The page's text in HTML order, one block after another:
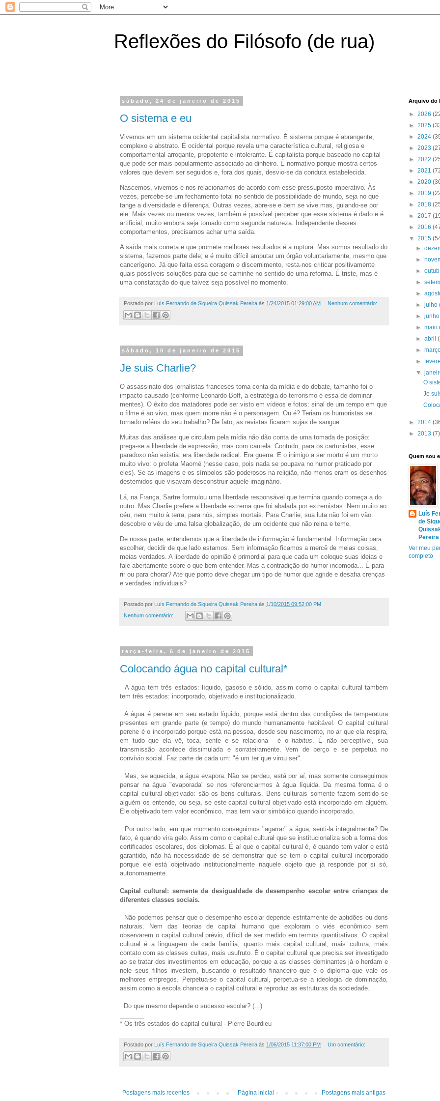
Reflexões do Filósofo (de rua)
sábado, 24 de janeiro de 2015
O sistema e eu
Vivemos em um sistema ocidental capitalista normativo. É sistema porque é abrangente,
complexo e abstrato. É ocidental porque revela uma característica cultural, religiosa e
comportamental arrogante, prepotente e intolerante. É capitalista porque baseado no capital
que pode ser mais popularmente associado ao dinheiro. É normativo porque mostra certos
valores que devem ser seguidos e, fora dos quais, desvio-se da conduta estabelecida.
Nascemos, vivemos e nos relacionamos de acordo com esse pressuposto imperativo. Às
vezes, percebe-se um fechamento total no sentido de possibilidade de mundo, seja no que
tange a diversidade e diferença. Outras vezes, abre-se e bem se vive mas, guiando-se por
ele. Mais vezes ou menos vezes, também é possível perceber que esse sistema é dado e é
artificial, muito embora seja tomado como segunda natureza. Independente desses
comportamentos, precisamos achar uma saída.
A saída mais correta e que promete melhores resultados é a ruptura. Mas somos resultado do
sistema, fazemos parte dele; e é muito difícil amputar um órgão voluntariamente, mesmo que
cancerígeno. Já que falta essa coragem e discernimento, resta-nos criticar positivamente
quais possíveis soluções para que se caminhe no sentido de uma reforma. É triste, mas é
uma constatação do que talvez seja possível no momento.
Postado por Luís Fernando de Siqueira Quissak Pereira às 1/24/2015 01:29:00 AM Nenhum comentário:
sábado, 10 de janeiro de 2015
Je suis Charlie?
O assassinato dos jornalistas franceses toma conta da mídia e do debate, tamanho foi o
impacto causado (conforme Leonardo Boff, a estratégia do terrorismo é essa de dominar
mentes). O êxito dos matadores pode ser visto em vídeos e fotos: sinal de um tempo em que
o filme é ao vivo, mas quem morre não é o personagem. Ou é? Teriam os humoristas se
tornado reféns do seu trabalho? De fato, as revistas ficaram sujas de sangue...
Muitas das análises que circulam pela mídia não dão conta de uma tomada de posição:
prega-se a liberdade de expressão, mas com cautela. Contudo, para os cartunistas, esse
paradoxo não existia: era liberdade radical. Era guerra. E o inimigo a ser morto é um morto
muito vivo: o profeta Maomé (nesse caso, pois nada se poupava no humor praticado por
eles). Se as imagens e os símbolos são poderosos na religião, não menos eram os desenhos
destemidos que visavam desconstruir aquele imaginário.
Lá, na França, Sartre formulou uma liberdade responsável que termina quando começa a do
outro. Mas Charlie prefere a liberdade extrema que foi abalada por extremistas. Nem muito ao
céu, nem muito à terra, para nós, simples mortais. Para Charlie, sua luta não foi em vão:
descobre o véu de uma falsa globalização, de um ocidente que não reina e teme.
De nossa parte, entendemos que a liberdade de informação é fundamental. Informação para
escolher, decidir de que lado estamos. Sem informação ficamos a mercê de meias coisas,
meias verdades. A liberdade de opinião é primordial para que cada um coloque suas ideias e
fale abertamente sobre o que bem entender. Mas a contradição do humor incomoda... É para
rir ou para chorar? Até que ponto deve chegar um tipo de humor que agride e desafia crenças
e verdades individuais?
Postado por Luís Fernando de Siqueira Quissak Pereira às 1/10/2015 09:52:00 PM
Nenhum comentário:
terça-feira, 6 de janeiro de 2015
Colocando água no capital cultural*
A água tem três estados: líquido, gasoso e sólido, assim como o capital cultural também
tem três estados: incorporado, objetivado e institucionalizado.
A água é perene em seu estado líquido, porque está dentro das condições de temperatura
presentes em grande parte (e tempo) do mundo humanamente habitável. O capital cultural
perene é o incorporado porque está na pessoa, desde seu nascimento, no ar que ela respira,
em tudo que ela vê, toca, sente e se relaciona - é ohabitus . É não perceptível, sua
transmissão acontece dissimulada e sorrateiramente. Vem de berço e se perpetua no
convívio social. Faz parte de cada um: "é um ter que virou ser".
Mas, se aquecida, a água evapora. Não se perdeu, está por aí, mas somente conseguimos
pensar na água "evaporada" se nos referenciarmos à água líquida. Da mesma forma é o
capital cultural objetivado: são os bens culturais. Bens culturais somente fazem sentido se
alguém os entende, ou seja, se este capital cultural objetivado está incorporado em alguém.
Ele objetivado tem valor econômico, mas tem valor simbólico quando incorporado.
Por outro lado, em que momento conseguimos "agarrar" a água, senti-la integralmente? De
fato, é quando vira gelo. Assim como o capital cultural que se institucionaliza sob a forma dos
certificados escolares, dos diplomas. É aí que o capital cultural é, é quando tem valor e está
garantido, não há necessidade de se demonstrar que se tem o capital cultural incorporado
porque ele está objetivado institucionalmente naquele objeto que já responde por si só,
autonomamente.
Capital cultural: semente da desigualdade de desempenho escolar entre crianças de
diferentes classes sociais.
Não podemos pensar que o desempenho escolar depende estritamente de aptidões ou dons
naturais. Nem das teorias de capital humano que exploram o viés econômico sem
observarem o capital cultural prévio, difícil de ser medido em termos quantitativos. O capital
cultural é a linguagem de cada família, quanto mais capital cultural, mais cultura, mais
contato com as classes cultas, mais usufruto. É o capital cultural que precisa ser investigado
ao se tratar dos investimentos em educação, porque a as classes dominantes já o herdam e
nele seus filhos investem, buscando o resultado financeiro que é o diploma que vale os
melhores empregos. Perpetua-se o capital cultural, perpetua-se a ideologia de dominação,
assim como a escola chancela o capital cultural e reproduz as estruturas da sociedade.
Do que mesmo depende o sucesso escolar? (...)
* Os três estados do capital cultural - Pierre Bourdieu
Postado por Luís Fernando de Siqueira Quissak Pereira às 1/06/2015 11:37:00 PM Um comentário:
Postagens mais recentes Postagens mais antigas
Página inicial
Arquivo do
► 2026
► 2025
► 2024
► 2023
► 2022
► 2021
► 2020
► 2019
► 2018
► 2017
► 2016
▼ 2015
►
►
►
►
►
►julho
►
►maio
►abril
►
►
▼
O
Je
► 2014
► 2013 (7)
Quem sou
Luís
de
Pereira
Ver meu
completo